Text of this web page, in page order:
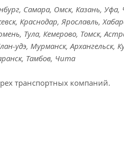
Самара, Омск, Казань, Уфа,
Краснодар, Ярославль,
Тула, Кемерово, Томск,
удэ, Мурманск, Архангельск,
Тамбов, Чита
транспортных компаний.